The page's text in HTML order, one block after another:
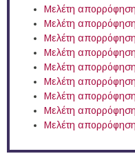
Μελέτη
Μελέτη
Μελέτη
Μελέτη
Μελέτη
Μελέτη
Μελέτη
Μελέτη
Μελέτη